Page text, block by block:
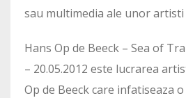
sau multimedia ale unor
Hans Op de Beeck – Sea of
– 20.05.2012 este lucrarea
Op de Beeck care infatiseaza